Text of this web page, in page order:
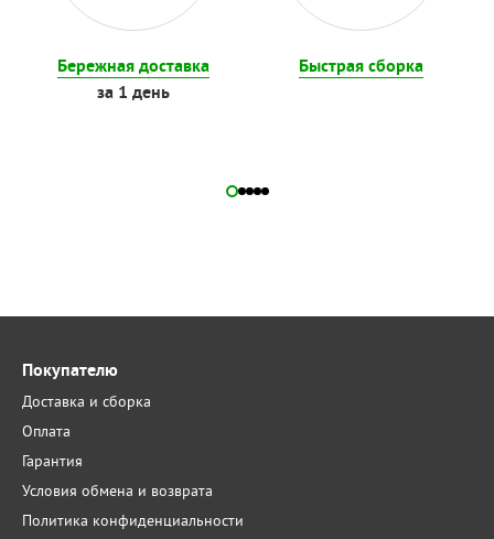
Бережная доставка
за 1 день
Быстрая сборка
Покупателю
Доставка и сборка
Оплата
Гарантия
Условия обмена и возврата
Политика конфиденциальности